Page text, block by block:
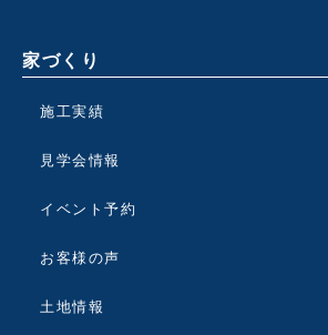
家づくり
施工実績
見学会情報
イベント予約
お客様の声
土地情報